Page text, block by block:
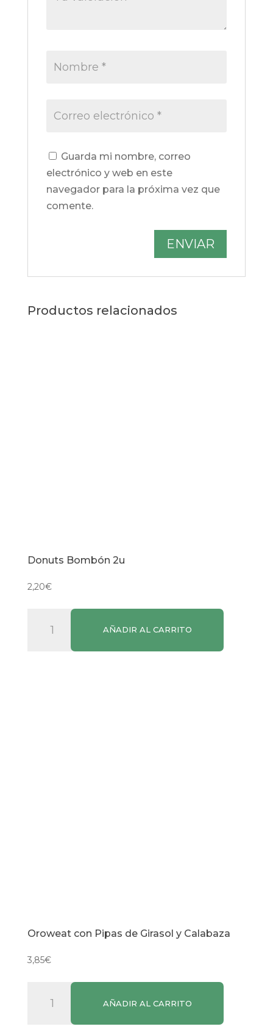
Guarda mi nombre, correo
electrónico y web en este
navegador para la próxima vez que
comente.
Productos relacionados
Donuts Bombón 2u
2,20€
Bombón
AÑADIR AL CARRITO
Oroweat con Pipas de Girasol y Calabaza
3,85€
AÑADIR AL CARRITO